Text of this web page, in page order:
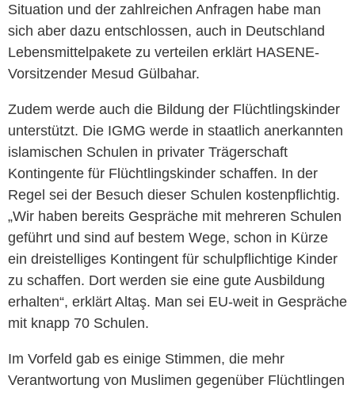
Situation und der zahlreichen Anfragen habe man
sich aber dazu entschlossen, auch in Deutschland
Lebensmittelpakete zu verteilen erklärt HASENE-
Vorsitzender Mesud Gülbahar.
Zudem werde auch die Bildung der Flüchtlingskinder
unterstützt. Die IGMG werde in staatlich anerkannten
islamischen Schulen in privater Trägerschaft
Kontingente für Flüchtlingskinder schaffen. In der
Regel sei der Besuch dieser Schulen kostenpflichtig.
„Wir haben bereits Gespräche mit mehreren Schulen
geführt und sind auf bestem Wege, schon in Kürze
ein dreistelliges Kontingent für schulpflichtige Kinder
zu schaffen. Dort werden sie eine gute Ausbildung
erhalten“, erklärt Altaş. Man sei EU-weit in Gespräche
mit knapp 70 Schulen.
Im Vorfeld gab es einige Stimmen, die mehr
Verantwortung von Muslimen gegenüber Flüchtlingen